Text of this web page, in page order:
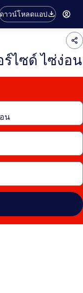
ดาวน์โหลดแอป
ร์ไซด์ ไซ่ง่อน